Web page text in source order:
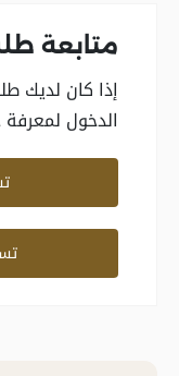
متابعة
إذا كان لديك
الدخول